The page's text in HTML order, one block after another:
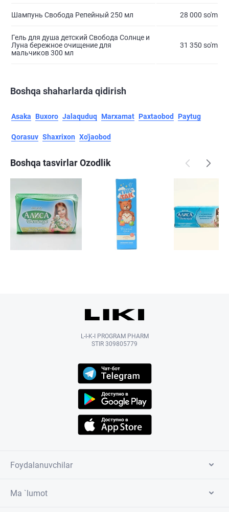
Шампунь Свобода Репейный 250 мл 28 000 so'm
Гель для душа детский Свобода Солнце и
Луна бережное очищение для
мальчиков 300 мл
31 350 so'm
Boshqa shaharlarda qidirish
Asaka Buxoro Jalaquduq Marxamat Paxtaobod Paytug
Qorasuv Shaxrixon Xo'jaobod
Boshqa tasvirlar Ozodlik
L-I-K-I PROGRAM PHARM
STIR 309805779
Foydalanuvchilar
Ma `lumot